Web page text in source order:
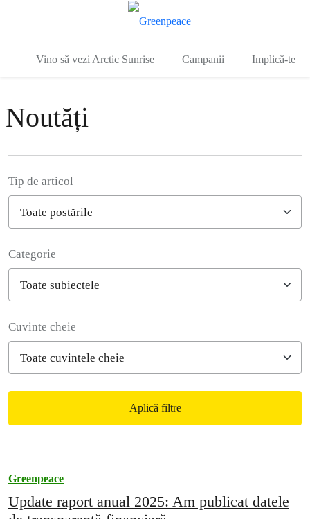
Vino să vezi Arctic Sunrise Campanii Implică-te
Noutăți
Tip de articol
Categorie
Cuvinte cheie
Aplică filtre
Greenpeace
Update raport anual 2025: Am publicat datele